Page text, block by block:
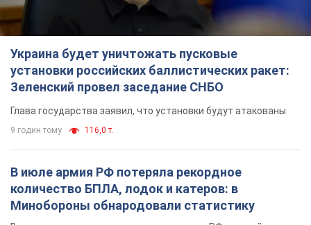
Украина будет уничтожать пусковые
установки российских баллистических ракет:
Зеленский провел заседание СНБО
Глава государства заявил, что установки будут атакованы
9 годин тому 116,0 т.
В июле армия РФ потеряла рекордное
количество БПЛА, лодок и катеров: в
Минобороны обнародовали статистику